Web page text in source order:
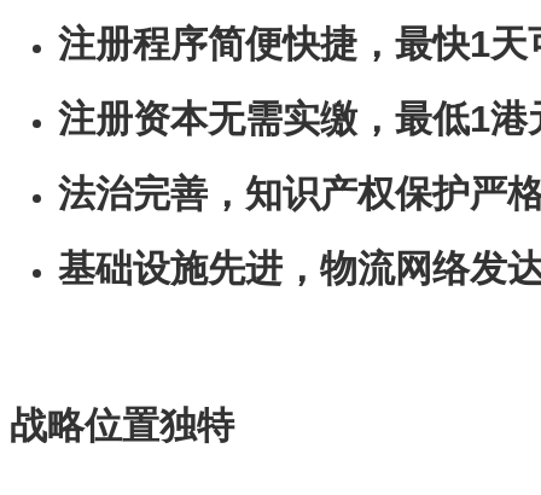
注册程序简便快捷，最快1
注册资本无需实缴，最低1港
法治完善，知识产权保护严
基础设施先进，物流网络发
战略位置独特